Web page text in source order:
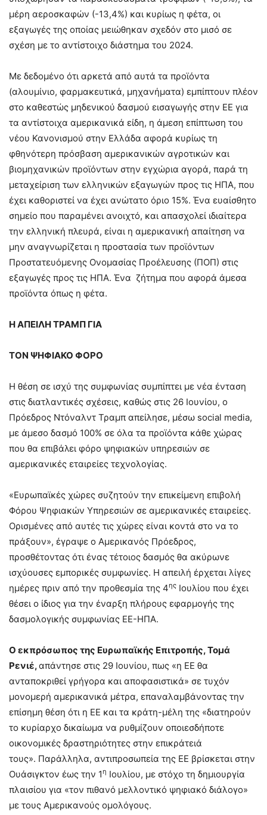
μέρη αεροσκαφών (-13,4%) και κυρίως η φέτα, οι
εξαγωγές της οποίας μειώθηκαν σχεδόν στο μισό σε
σχέση με το αντίστοιχο διάστημα του 2024.
Με δεδομένο ότι αρκετά από αυτά τα προϊόντα
(αλουμίνιο, φαρμακευτικά, μηχανήματα) εμπίπτουν πλέον
στο καθεστώς μηδενικού δασμού εισαγωγής στην ΕΕ για
τα αντίστοιχα αμερικανικά είδη, η άμεση επίπτωση του
νέου Κανονισμού στην Ελλάδα αφορά κυρίως τη
φθηνότερη πρόσβαση αμερικανικών αγροτικών και
βιομηχανικών προϊόντων στην εγχώρια αγορά, παρά τη
μεταχείριση των ελληνικών εξαγωγών προς τις ΗΠΑ, που
έχει καθοριστεί να έχει ανώτατο όριο 15%. Ένα ευαίσθητο
σημείο που παραμένει ανοιχτό, και απασχολεί ιδιαίτερα
την ελληνική πλευρά, είναι η αμερικανική απαίτηση να
μην αναγνωρίζεται η προστασία των προϊόντων
Προστατευόμενης Ονομασίας Προέλευσης (ΠΟΠ) στις
εξαγωγές προς τις ΗΠΑ. Ένα ζήτημα που αφορά άμεσα
προϊόντα όπως η φέτα.
Η ΑΠΕΙΛΗ ΤΡΑΜΠ ΓΙΑ
ΤΟΝ ΨΗΦΙΑΚΟ ΦΟΡΟ
Η θέση σε ισχύ της συμφωνίας συμπίπτει με νέα ένταση
στις διατλαντικές σχέσεις, καθώς στις 26 Ιουνίου, ο
Πρόεδρος Ντόναλντ Τραμπ απείλησε, μέσω social media,
με άμεσο δασμό 100% σε όλα τα προϊόντα κάθε χώρας
που θα επιβάλει φόρο ψηφιακών υπηρεσιών σε
αμερικανικές εταιρείες τεχνολογίας.
«Ευρωπαϊκές χώρες συζητούν την επικείμενη επιβολή
Φόρου Ψηφιακών Υπηρεσιών σε αμερικανικές εταιρείες.
Ορισμένες από αυτές τις χώρες είναι κοντά στο να το
πράξουν», έγραψε ο Αμερικανός Πρόεδρος,
προσθέτοντας ότι ένας τέτοιος δασμός θα ακύρωνε
ισχύουσες εμπορικές συμφωνίες. Η απειλή έρχεται λίγες
ημέρες πριν από την προθεσμία της 4ης Ιουλίου που έχει
θέσει ο ίδιος για την έναρξη πλήρους εφαρμογής της
δασμολογικής συμφωνίας ΕΕ-ΗΠΑ.
Ο εκπρόσωπος της Ευρωπαϊκής Επιτροπής, Τομά
Ρενιέ,απάντησε στις 29 Ιουνίου, πως «η ΕΕ θα
ανταποκριθεί γρήγορα και αποφασιστικά» σε τυχόν
μονομερή αμερικανικά μέτρα, επαναλαμβάνοντας την
επίσημη θέση ότι η ΕΕ και τα κράτη-μέλη της «διατηρούν
το κυρίαρχο δικαίωμα να ρυθμίζουν οποιεσδήποτε
οικονομικές δραστηριότητες στην επικράτειά
τους». Παράλληλα, αντιπροσωπεία της ΕΕ βρίσκεται στην
Ουάσιγκτον έως την 1η Ιουλίου, με στόχο τη δημιουργία
πλαισίου για «τον πιθανό μελλοντικό ψηφιακό διάλογο»
με τους Αμερικανούς ομολόγους.